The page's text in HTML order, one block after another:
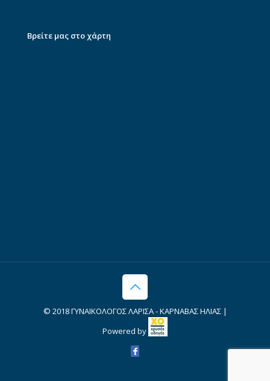
Βρείτε μας στο χάρτη
© 2018 ΓΥΝΑΙΚΟΛΟΓΟΣ ΛΑΡΙΣΑ - ΚΑΡΝΑΒΑΣ ΗΛΙΑΣ |
Powered by